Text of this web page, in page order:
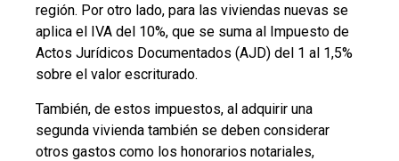
región. Por otro lado, para las viviendas nuevas se
aplica el IVA del 10%, que se suma al Impuesto de
Actos Jurídicos Documentados (AJD) del 1 al 1,5%
sobre el valor escriturado.
También, de estos impuestos, al adquirir una
segunda vivienda también se deben considerar
otros gastos como los honorarios notariales,